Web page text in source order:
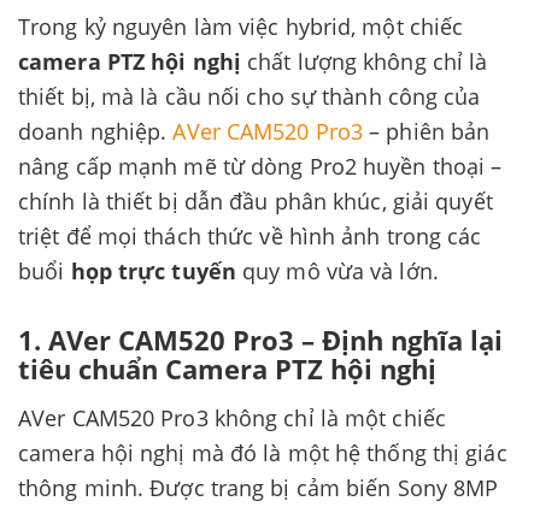
Trong kỷ nguyên làm việc hybrid, một chiếc
camera PTZ hội nghị chất lượng không chỉ là
thiết bị, mà là cầu nối cho sự thành công của
doanh nghiệp.AVer CAM520 Pro3 – phiên bản
nâng cấp mạnh mẽ từ dòng Pro2 huyền thoại –
chính là thiết bị dẫn đầu phân khúc, giải quyết
triệt để mọi thách thức về hình ảnh trong các
buổi họp trực tuyến quy mô vừa và lớn.
1. AVer CAM520 Pro3 – Định nghĩa lại
tiêu chuẩn Camera PTZ hội nghị
AVer CAM520 Pro3 không chỉ là một chiếc
camera hội nghị mà đó là một hệ thống thị giác
thông minh. Được trang bị cảm biến Sony 8MP